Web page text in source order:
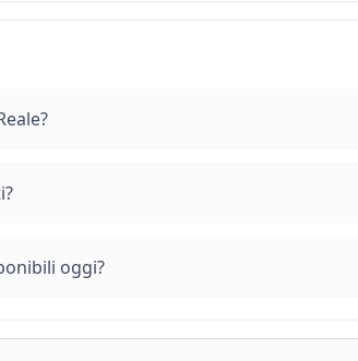
oggi?